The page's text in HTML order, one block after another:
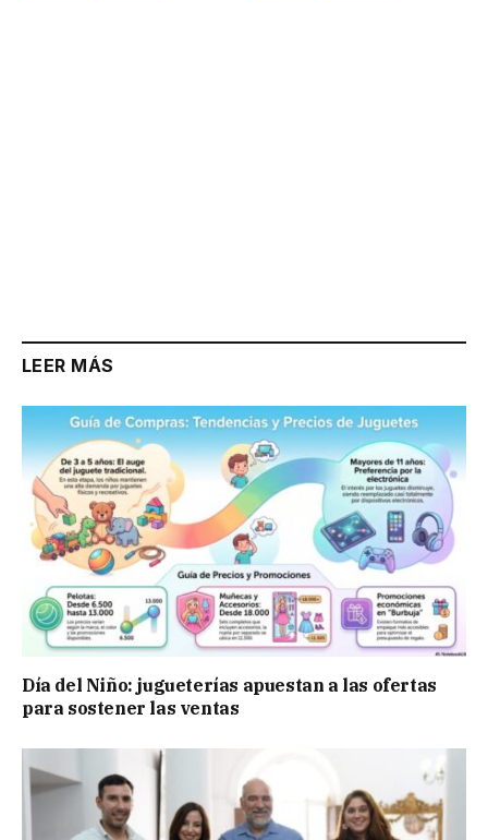
LEER MÁS
Día del Niño: jugueterías apuestan a las ofertas
para sostener las ventas